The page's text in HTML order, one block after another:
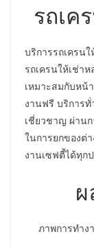
รถเค
บริการรถเครน
รถเครนให้เช่า
เหมาะสมกับหน้
งานฟรี บริการ
เชี่ยวชาญ ผ่าน
ในการยกของต่
งานเซฟตี้ได้ทุก
ภาพการทำง